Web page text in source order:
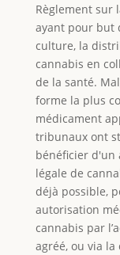
Règlement sur
ayant pour but
culture, la
cannabis en
de la santé.
forme la plus
médicament
tribunaux ont
bénéficier d'un
légale de
déjà possible,
autorisation
cannabis par
agréé, ou via